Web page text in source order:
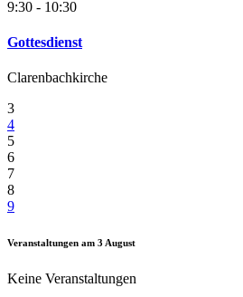
9:30 - 10:30
Gottesdienst
Clarenbachkirche
3
4
5
6
7
8
9
Veranstaltungen am 3 August
Keine Veranstaltungen